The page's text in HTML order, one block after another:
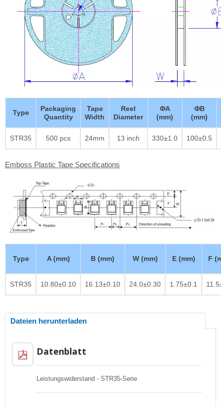
Type
Packaging
Quantity
Tape
Width
Reel
Diameter
ΦA
(mm)
ΦB
(mm)
STR35 500 pcs 24mm 13 inch 330±1.0 100±0.5
Emboss Plastic Tape Specifications
Type A (mm) B (mm) W (mm) E (mm) F
STR35 10.80±0.10 16.13±0.10 24.0±0.30 1.75±0.1
Dateien herunterladen
Datenblatt
Leistungswiderstand - STR35-Serie